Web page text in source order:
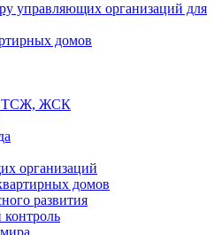
управляющих организаций для
домов
ТСЖ, ЖСК
организаций
домов
развития